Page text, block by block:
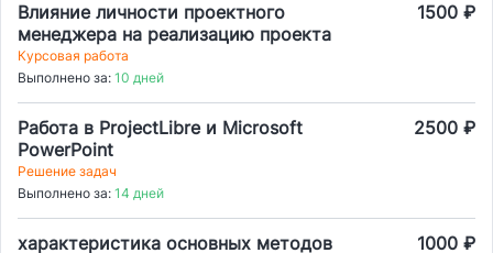
Влияние личности проектного
менеджера на реализацию проекта
1500 ₽
Курсовая работа
Выполнено за: 10 дней
Работа в ProjectLibre и Microsoft
PowerPoint
2500 ₽
Решение задач
Выполнено за: 14 дней
характеристика основных методов
1000 ₽